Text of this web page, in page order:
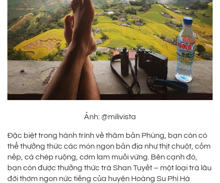
Ảnh: @milivista
Đặc biệt trong hành trình về thăm bản Phùng, bạn còn có
thể thưởng thức các món ngon bản địa như thịt chuột, cốm
nếp, cá chép ruộng, cơm lam muối vừng. Bên cạnh đó,
bạn còn được thưởng thức trà Shan Tuyết – một loại trà lâu
đời thơm ngon nức tiếng của huyện Hoàng Su Phì Hà